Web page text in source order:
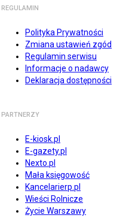
REGULAMIN
Polityka Prywatności
Zmiana ustawień zgód
Regulamin serwisu
Informacje o nadawcy
Deklaracja dostępności
PARTNERZY
E-kiosk.pl
E-gazety.pl
Nexto.pl
Mała księgowość
Kancelarierp.pl
Wieści Rolnicze
Życie Warszawy